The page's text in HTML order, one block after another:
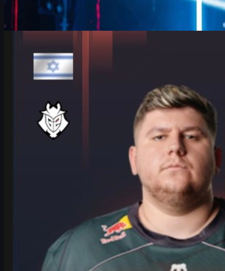
HeavyGod ja G2 Cologne Majorissa – itsevarmuus,
ankkurointi ja cs skins
G2:n HeavyGod valmistautuu IEM Cologne Major 2026 -
playoffeihin LANXESS-areenalla. Lue haastattelu, analyysi ja
vinkit csgo skins -kauppaan.
kesäkuuta 17, 2026